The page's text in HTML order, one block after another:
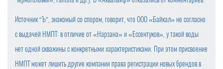
Источник “Ъ”, знакомый со спором, говорит, что ООО «Байкал» не согласно
с выдачей НМПТ: в отличие от «Нарзана» и «Ессентуков», у такой воды
нет одной скважины с конкретными характеристиками. При этом присвоение
НМПТ может лишить другие компании права регистрации новых брендов в